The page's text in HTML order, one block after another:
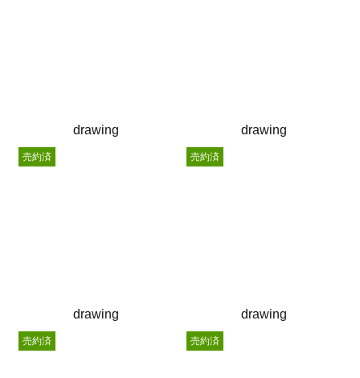
drawing drawing
drawing
売約済
drawing
売約済
売約済 売約済